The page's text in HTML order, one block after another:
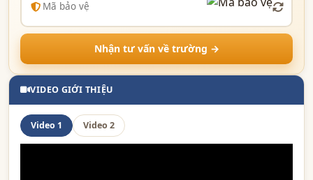
Nhận tư vấn về trường →
VIDEO GIỚI THIỆU
Video 1 Video 2